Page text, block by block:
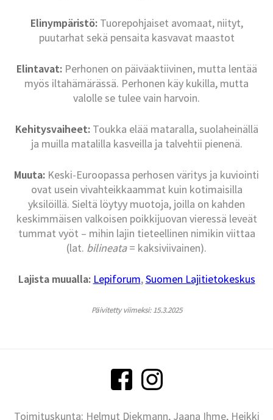
Elinympäristö:Tuorepohjaiset avomaat, niityt,
puutarhat sekä pensaita kasvavat maastot
Elintavat:Perhonen on päiväaktiivinen, mutta lentää
myös iltahämärässä. Perhonen käy kukilla, mutta
valolle se tulee vain harvoin.
Kehitysvaiheet:Toukka elää mataralla, suolaheinällä
ja muilla matalilla kasveilla ja talvehtii pienenä.
Muuta: Keski-Euroopassa perhosen väritys ja kuviointi
ovat usein vivahteikkaammat kuin kotimaisilla
yksilöillä. Sieltä löytyy muotoja, joilla on kahden
keskimmäisen valkoisen poikkijuovan vieressä leveät
tummat vyöt – mihin lajin tieteellinen nimikin viittaa
(lat. bilineata= kaksiviivainen).
Lajista muualla: Lepiforum,Suomen Lajitietokeskus
Päivitetty viimeksi: 15.3.2025
Toimituskunta: Helmut Diekmann, Jaana Ihme, Heikki